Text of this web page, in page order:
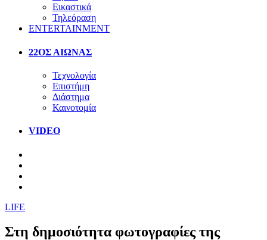
Εικαστικά
Τηλεόραση
ENTERTAINMENT
22ΟΣ ΑΙΩΝΑΣ
Τεχνολογία
Επιστήμη
Διάστημα
Καινοτομία
VIDEO
LIFE
Στη δημοσιότητα φωτογραφίες της